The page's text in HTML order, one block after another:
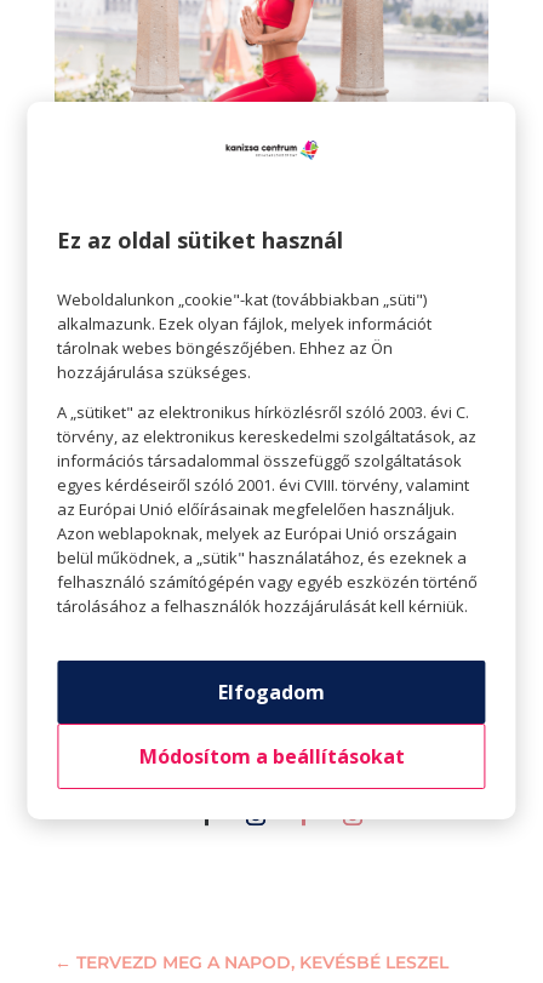
Yogasecrets Akadémián szerezte, ahol
sikeresen elvégzett. Stílusa talán pont attól
egyedi, hogy óráin néha vegyíti is a
dinamikus elemeket a flow áramlásával.
programot: Jóga amatőr és profi
sportolóknak, ahol specifikus témakörökben,
specifikus ászana sorozatokkal segíti a
sportolókat, hogy a jógával javítsák
teljesítményüket és csökkentsék a sérülés
lehetőségét. Legnagyobb küldetésének
jógaoktatóként azt érzi, hogy megmutassa a
vele gyakorlóknak, hogy minden lehetséges
képesek, mint azt elsőre gondoljuk.
Ha szeretnél többet tudni Sofieról vagy
ellátogatni az óráira:
← TERVEZD MEG A NAPOD, KEVÉSBÉ LESZEL
Ez az oldal sütiket használ
Weboldalunkon „cookie"-kat (továbbiakban „süti")
alkalmazunk. Ezek olyan fájlok, melyek információt
tárolnak webes böngészőjében. Ehhez az Ön
hozzájárulása szükséges.
A „sütiket" az elektronikus hírközlésről szóló 2003. évi C.
törvény, az elektronikus kereskedelmi szolgáltatások, az
információs társadalommal összefüggő szolgáltatások
egyes kérdéseiről szóló 2001. évi CVIII. törvény, valamint
az Európai Unió előírásainak megfelelően használjuk.
Azon weblapoknak, melyek az Európai Unió országain
belül működnek, a „sütik" használatához, és ezeknek a
felhasználó számítógépén vagy egyéb eszközén történő
tárolásához a felhasználók hozzájárulását kell kérniük.
Elfogadom
Módosítom a beállításokat